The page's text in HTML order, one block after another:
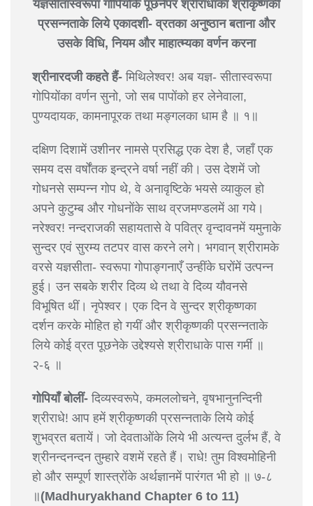
यज्ञसीतास्वरूपा गोपियोंके पूछनेपर श्रीराधाका श्रीकृष्णकी
प्रसन्नताके लिये एकादशी- व्रतका अनुष्ठान बताना और
उसके विधि, नियम और माहात्म्यका वर्णन करना
श्रीनारदजी कहते हैं- मिथिलेश्वर! अब यज्ञ- सीतास्वरूपा
गोपियोंका वर्णन सुनो, जो सब पापोंको हर लेनेवाला,
पुण्यदायक, कामनापूरक तथा मङ्गलका धाम है ॥ १॥
दक्षिण दिशामें उशीनर नामसे प्रसिद्ध एक देश है, जहाँ एक
समय दस वर्षोंतक इन्द्रने वर्षा नहीं की। उस देशमें जो
गोधनसे सम्पन्न गोप थे, वे अनावृष्टिके भयसे व्याकुल हो
अपने कुटुम्ब और गोधनोंके साथ व्रजमण्डलमें आ गये।
नरेश्वर! नन्दराजकी सहायतासे वे पवित्र वृन्दावनमें यमुनाके
सुन्दर एवं सुरम्य तटपर वास करने लगे। भगवान् श्रीरामके
वरसे यज्ञसीता- स्वरूपा गोपाङ्गनाएँ उन्हींके घरोंमें उत्पन्न
हुई। उन सबके शरीर दिव्य थे तथा वे दिव्य यौवनसे
विभूषित थीं। नृपेश्वर। एक दिन वे सुन्दर श्रीकृष्णका
दर्शन करके मोहित हो गयीं और श्रीकृष्णकी प्रसन्नताके
लिये कोई व्रत पूछनेके उद्देश्यसे श्रीराधाके पास गर्मी ॥
२-६ ॥
गोपियाँ बोलीं- दिव्यस्वरूपे, कमललोचने, वृषभानुनन्दिनी
श्रीराधे! आप हमें श्रीकृष्णकी प्रसन्नताके लिये कोई
शुभव्रत बतायें। जो देवताओंके लिये भी अत्यन्त दुर्लभ हैं, वे
श्रीनन्दनन्दन तुम्हारे वशमें रहते हैं। राधे! तुम विश्वमोहिनी
हो और सम्पूर्ण शास्त्रोंके अर्थज्ञानमें पारंगत भी हो ॥ ७-८
॥(Madhuryakhand Chapter 6 to 11)